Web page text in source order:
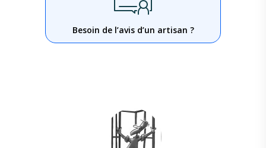
Besoin de l’avis d’un artisan ?